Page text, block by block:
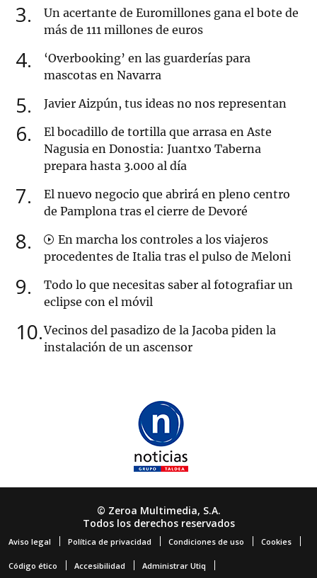
3
Un acertante de Euromillones gana el bote de
más de 111 millones de euros
4
‘Overbooking’ en las guarderías para
mascotas en Navarra
5 Javier Aizpún, tus ideas no nos representan
6
El bocadillo de tortilla que arrasa en Aste
Nagusia en Donostia: Juantxo Taberna
prepara hasta 3.000 al día
7
El nuevo negocio que abrirá en pleno centro
de Pamplona tras el cierre de Devoré
8
En marcha los controles a los viajeros
procedentes de Italia tras el pulso de Meloni
9
Todo lo que necesitas saber al fotografiar un
eclipse con el móvil
10 Vecinos del pasadizo de la Jacoba piden la
instalación de un ascensor
© Zeroa Multimedia, S.A.
Todos los derechos reservados
Aviso legal Política de privacidad Condiciones de uso Cookies
Código ético Accesibilidad Administrar Utiq